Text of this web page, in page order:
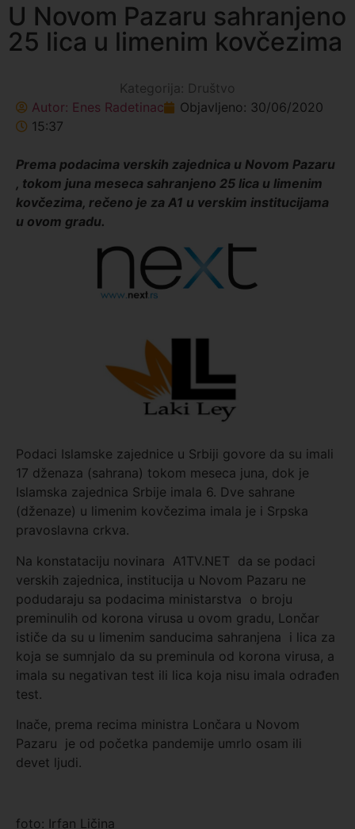
U Novom Pazaru sahranjeno
25 lica u limenim kovčezima
Kategorija: Društvo
Autor: Enes Radetinac Objavljeno: 30/06/2020
15:37
Prema podacima verskih zajednica u Novom Pazaru
, tokom juna meseca sahranjeno 25 lica u limenim
kovčezima, rečeno je za A1 u verskim institucijama
u ovom gradu.
Podaci Islamske zajednice u Srbiji govore da su imali
17 dženaza (sahrana) tokom meseca juna, dok je
Islamska zajednica Srbije imala 6. Dve sahrane
(dženaze) u limenim kovčezima imala je i Srpska
pravoslavna crkva.
Na konstataciju novinara A1TV.NET da se podaci
verskih zajednica, institucija u Novom Pazaru ne
podudaraju sa podacima ministarstva o broju
preminulih od korona virusa u ovom gradu, Lončar
ističe da su u limenim sanducima sahranjena i lica za
koja se sumnjalo da su preminula od korona virusa, a
imala su negativan test ili lica koja nisu imala odrađen
test.
Inače, prema recima ministra Lončara u Novom
Pazaru je od početka pandemije umrlo osam ili
devet ljudi.
foto: Irfan Ličina